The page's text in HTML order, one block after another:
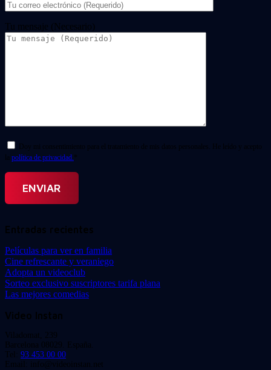
Tu mensaje (Necesario)
Doy mi consentimiento para el tratamiento de mis datos personales. He leído y acepto
la política de privacidad. *
Entradas recientes
Películas para ver en familia
Cine refrescante y veraniego
Adopta un videoclub
Sorteo exclusivo suscriptores tarifa plana
Las mejores comedias
Video Instan
Viladomat, 239
Barcelona 08029. España.
Tel: 93 453 00 00
Email: info@videoinstan.net